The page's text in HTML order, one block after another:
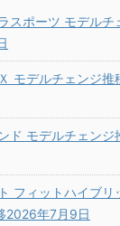
スポーツ モデルチ
モデルチェンジ
ド モデルチェン
フィットハイブ
2026年7月9日